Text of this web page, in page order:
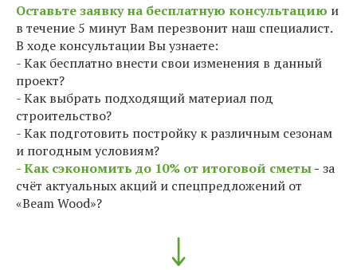
Оставьте заявку на бесплатную консультацию и
в течение 5 минут Вам перезвонит наш специалист.
В ходе консультации Вы узнаете:
- Как бесплатно внести свои изменения в данный
проект?
- Как выбрать подходящий материал под
строительство?
- Как подготовить постройку к различным сезонам
и погодным условиям?
- Как сэкономить до 10% от итоговой сметы- за
счёт актуальных акций и спецпредложений от
«Beam Wood»?